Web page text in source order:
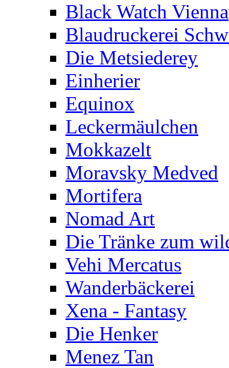
Black Watch Vienna
Blaudruckerei
Die Metsiederey
Einherier
Equinox
Leckermäulchen
Mokkazelt
Moravsky Medved
Mortifera
Nomad Art
Die Tränke zum
Vehi Mercatus
Wanderbäckerei
Xena - Fantasy
Die Henker
Menez Tan